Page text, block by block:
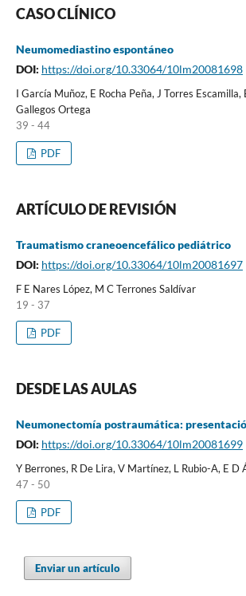
CASO CLÍNICO
Neumomediastino espontáneo
DOI: https://doi.org/10.33064/10lm20081698
I García Muñoz, E Rocha Peña, J Torres Escamilla,
Gallegos Ortega
39 - 44
PDF
ARTÍCULO DE REVISIÓN
Traumatismo craneoencefálico pediátrico
DOI: https://doi.org/10.33064/10lm20081697
F E Nares López, M C Terrones Saldívar
19 - 37
PDF
DESDE LAS AULAS
Neumonectomía postraumática:
DOI: https://doi.org/10.33064/10lm20081699
Y Berrones, R De Lira, V Martínez, L Rubio-A, E D
47 - 50
PDF
Enviar un artículo